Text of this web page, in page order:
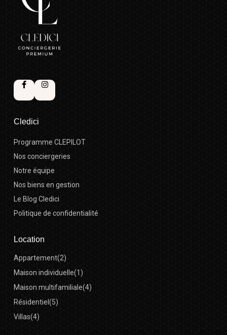
Cledici
Programme CLEPILOT
Nos conciergeries
Notre équipe
Nos biens en gestion
Le Blog Cledici
Politique de confidentialité
Location
Appartement(2)
Maison individuelle(1)
Maison multifamiliale(4)
Résidentiel (5)
Villas(4)